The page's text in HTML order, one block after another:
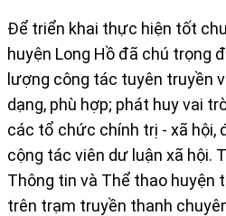
Để triển khai thực hiện tốt
huyện Long Hồ đã chú trọng
lượng công tác tuyên truyền
dạng, phù hợp; phát huy vai
các tổ chức chính trị - xã hội,
cộng tác viên dư luận xã hội.
Thông tin và Thể thao huyện
trên trạm truyền thanh